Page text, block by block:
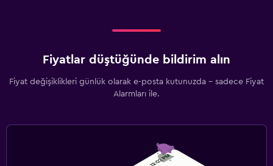
Fiyatlar düştüğünde bildirim alın
Fiyat değişiklikleri günlük olarak e-posta kutunuzda - sadece Fiyat
Alarmları ile.